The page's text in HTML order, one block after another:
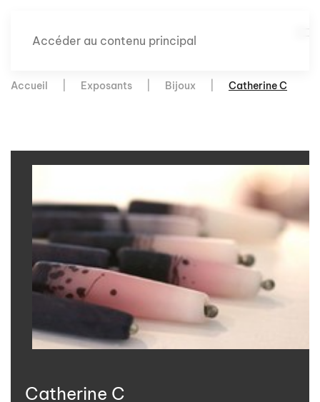
Accéder au contenu principal
Accueil Exposants Bijoux Catherine C
Catherine C